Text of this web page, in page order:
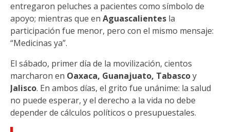
entregaron peluches a pacientes como símbolo de
apoyo; mientras que en Aguascalientes la
participación fue menor, pero con el mismo mensaje:
“Medicinas ya”.
El sábado, primer día de la movilización, cientos
marcharon en Oaxaca, Guanajuato, Tabascoy
Jalisco. En ambos días, el grito fue unánime: la salud
no puede esperar, y el derecho a la vida no debe
depender de cálculos políticos o presupuestales.